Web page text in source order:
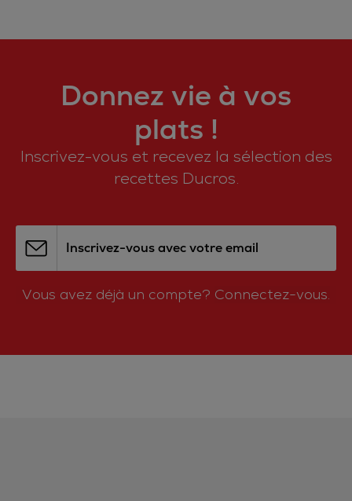
Donnez vie à vos
plats !
Inscrivez-vous et recevez la sélection des
recettes Ducros.
Inscrivez-vous avec votre email
Vous avez déjà un compte? Connectez-vous.